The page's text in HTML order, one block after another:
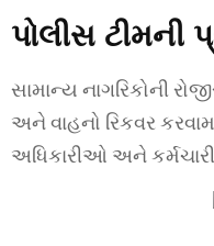
પોલીસ ટીમની
સામાન્ય નાગરિકોની
અને વાહનો રિકવર
અધિકારીઓ અને